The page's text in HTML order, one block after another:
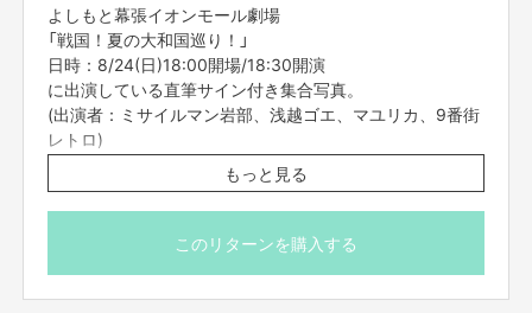
よしもと幕張イオンモール劇場
「戦国！夏の大和国巡り！」
日時：8/24(日)18:00開場/18:30開演
に出演している直筆サイン付き集合写真。
(出演者：ミサイルマン岩部、浅越ゴエ、マユリカ、9番街
レトロ)
サイズはB5サイズとなります。
※送料込みの価格、海外への発送は対応しておりません。
※2025年10月送付予定。
もっと見る
このリターンを購入する